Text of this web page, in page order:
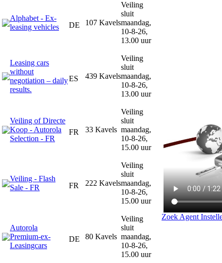
Alphabet - Ex-
leasing vehicles
DE 107 Kavels
Veiling
sluit
maandag,
10-8-26,
13.00 uur
Leasing cars
without
negotiation – daily
results.
ES 439 Kavels
Veiling
sluit
maandag,
10-8-26,
13.00 uur
Veiling of Directe
Koop - Autorola
Selection - FR
FR 33 Kavels
Veiling
sluit
maandag,
10-8-26,
15.00 uur
Veiling - Flash
Sale - FR
FR 222 Kavels
Veiling
sluit
maandag,
10-8-26,
15.00 uur
Autorola
Premium-ex-
Leasingcars
DE 80 Kavels
Veiling
sluit
maandag,
10-8-26,
15.00 uur
Zoek Agent